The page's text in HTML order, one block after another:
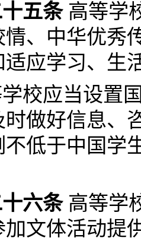
五条高等学
情、中华优秀
适应学习、生
应当设置国
时做好信息、
不低于中国学
六条高等学
加文体活动提